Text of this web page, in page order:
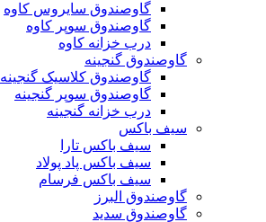
گاوصندوق سایروس کاوه
گاوصندوق سوپر کاوه
درب خزانه کاوه
گاوصندوق گنجینه
گاوصندوق کلاسیک گنجینه
گاوصندوق سوپر گنجینه
درب خزانه گنجینه
سیف باکس
سیف باکس تارا
سیف باکس پاد پولاد
سیف باکس فرسام
گاوصندوق البرز
گاوصندوق سدید